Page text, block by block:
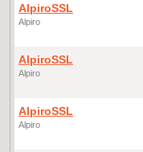
AlpiroSSL
Alpiro
AlpiroSSL
Alpiro
AlpiroSSL
Alpiro